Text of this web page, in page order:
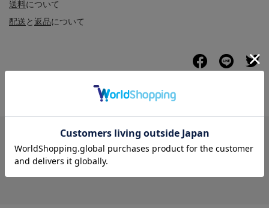
送料について
配送と返品について
レビュー